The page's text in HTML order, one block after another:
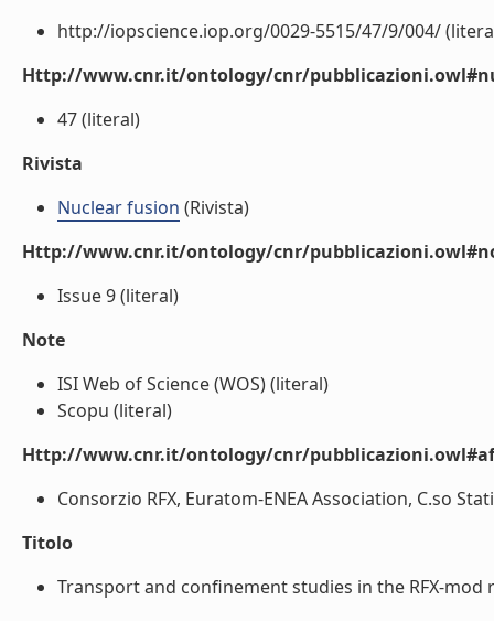
http://iopscience.iop.org/0029-5515/47/9/004/
Http://www.cnr.it/ontology/cnr/
47 (literal)
Rivista
Nuclear fusion (Rivista)
Http://www.cnr.it/ontology/cnr/
Issue 9 (literal)
Note
ISI Web of Science (WOS) (literal)
Scopu (literal)
Http://www.cnr.it/ontology/cnr/
Consorzio RFX, Euratom-ENEA Association, C.so
Titolo
Transport and confinement studies in the RFX-